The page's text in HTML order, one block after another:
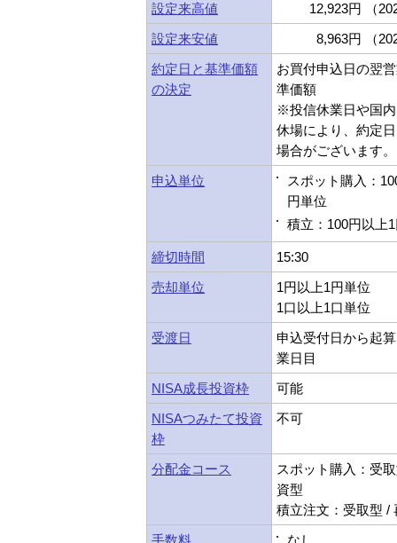
設定来高値
12,923円 （
設定来安値
8,963円 （
約定日と基準価額
の決定
お買付申込日の翌
準価額
※投信休業日や国
休場により、約定
場合がございます。
申込単位
スポット購入：
円単位
積立：100円以上
締切時間
15:30
売却単位
1円以上1円単位
1口以上1口単位
受渡日
申込受付日から起
業日目
NISA成長投資枠
可能
NISAつみたて投資
枠
不可
分配金コース
スポット購入：受
資型
積立注文：受取型 /
手数料
なし